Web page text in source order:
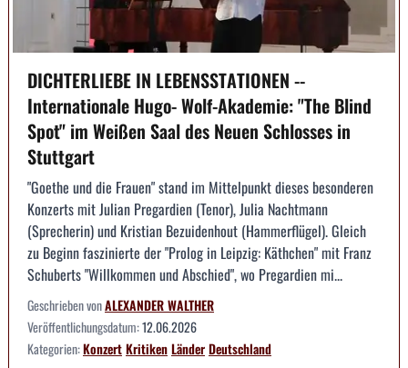
DICHTERLIEBE IN LEBENSSTATIONEN --
Internationale Hugo- Wolf-Akademie: "The Blind
Spot" im Weißen Saal des Neuen Schlosses in
Stuttgart
"Goethe und die Frauen" stand im Mittelpunkt dieses besonderen
Konzerts mit Julian Pregardien (Tenor), Julia Nachtmann
(Sprecherin) und Kristian Bezuidenhout (Hammerflügel). Gleich
zu Beginn faszinierte der "Prolog in Leipzig: Käthchen" mit Franz
Schuberts "Willkommen und Abschied", wo Pregardien mi...
Geschrieben vonALEXANDER WALTHER
Veröffentlichungsdatum:12.06.2026
Kategorien:KonzertKritikenLänderDeutschland